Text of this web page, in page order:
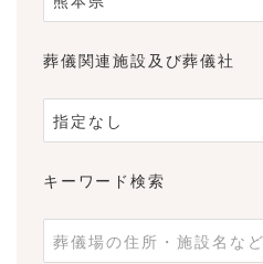
葬儀関連施設及び葬儀社
キーワード検索